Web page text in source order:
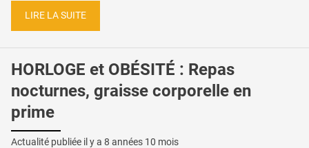
LIRE LA SUITE
HORLOGE et OBÉSITÉ : Repas
nocturnes, graisse corporelle en
prime
Actualité publiée il y a 8 années 10 mois